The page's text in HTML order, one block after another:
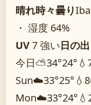
晴れ時々曇り
・ 湿度 64%
UV7 強い日の出
今日⛅34°24°
Sun☁️33°25°
Mon☁️33°24°